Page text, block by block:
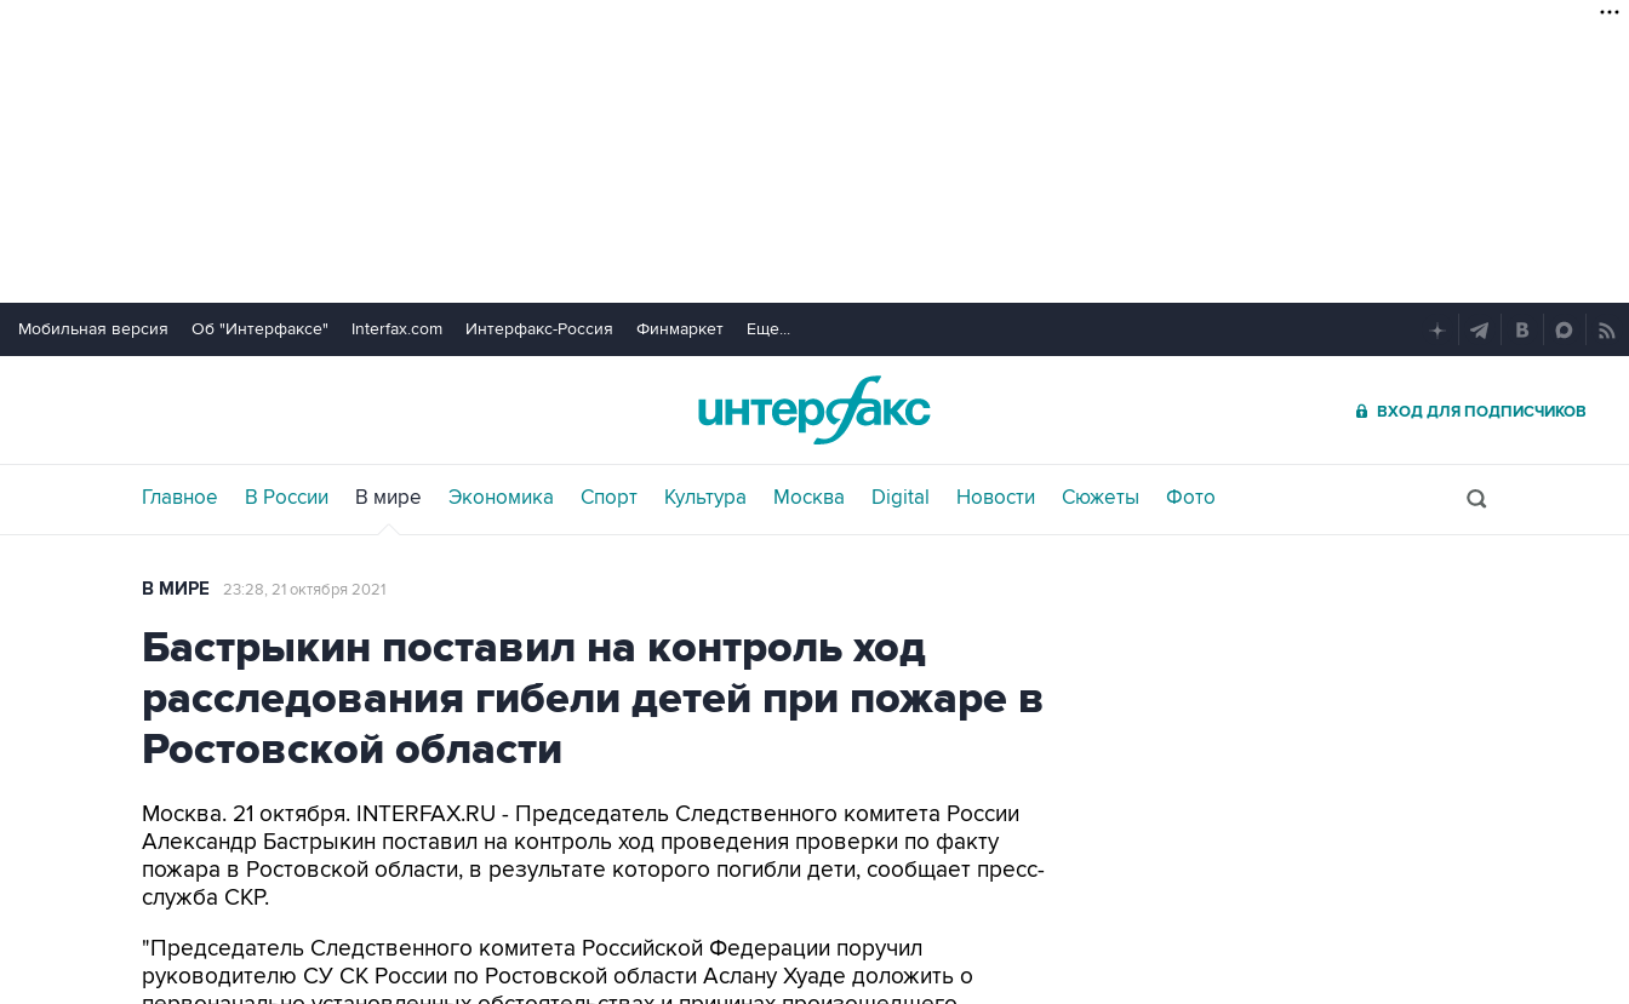
Мобильная версия Об "Интерфаксе" Interfax.com Интерфакс-Россия Финмаркет Еще...
ВХОД ДЛЯ ПОДПИСЧИКОВ
Главное В России В мире Экономика Спорт Культура Москва Digital Новости Сюжеты Фото
В МИРЕ 23:28, 21 октября 2021
Бастрыкин поставил на контроль ход
расследования гибели детей при пожаре в
Ростовской области
Москва. 21 октября. INTERFAX.RU - Председатель Следственного комитета России
Александр Бастрыкин поставил на контроль ход проведения проверки по факту
пожара в Ростовской области, в результате которого погибли дети, сообщает пресс-
служба СКР.
"Председатель Следственного комитета Российской Федерации поручил
руководителю СУ СК России по Ростовской области Аслану Хуаде доложить о